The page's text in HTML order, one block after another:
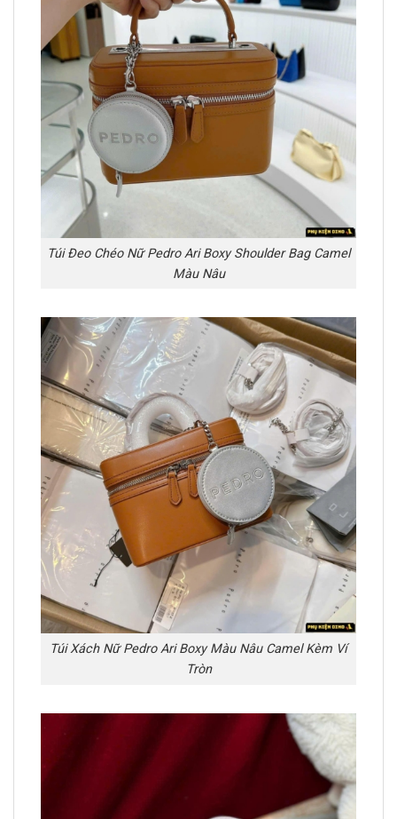
Túi Đeo Chéo Nữ Pedro Ari Boxy Shoulder Bag Camel
Màu Nâu
Túi Xách Nữ Pedro Ari Boxy Màu Nâu Camel Kèm Ví
Tròn